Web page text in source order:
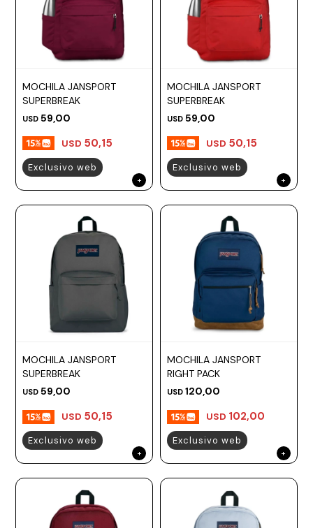
MOCHILA JANSPORT
SUPERBREAK
USD 59,00
USD 50,15
Exclusivo web
MOCHILA JANSPORT
SUPERBREAK
USD 59,00
USD 50,15
Exclusivo web
MOCHILA JANSPORT
SUPERBREAK
USD 59,00
USD 50,15
Exclusivo web
MOCHILA JANSPORT
RIGHT PACK
USD 120,00
USD 102,00
Exclusivo web